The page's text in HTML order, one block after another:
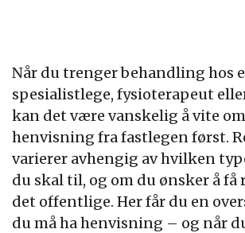
Når du trenger behandling hos
spesialistlege, fysioterapeut
kan det være vanskelig å vite
henvisning fra fastlegen først.
varierer avhengig av hvilken
du skal til, og om du ønsker å få
det offentlige. Her får du en
du må ha henvisning – og når